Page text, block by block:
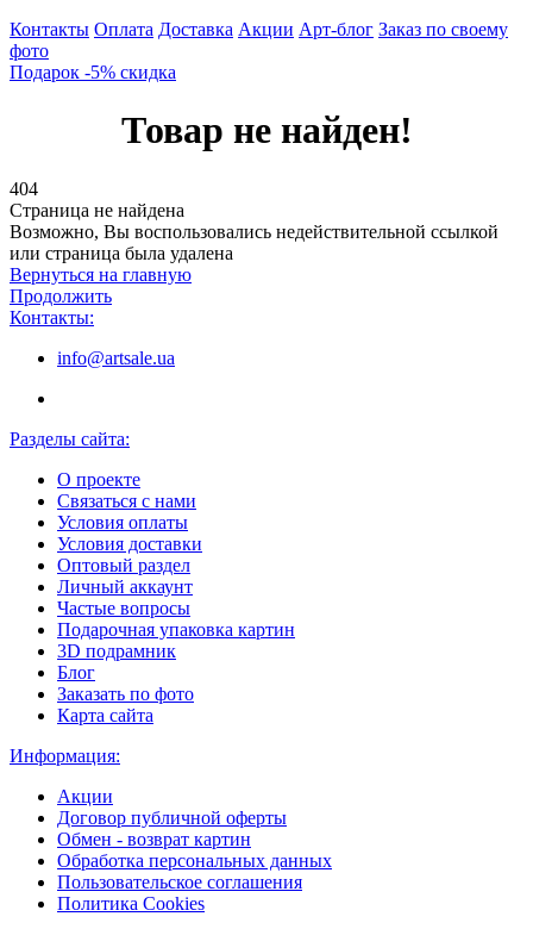
Контакты Оплата Доставка Акции Арт-блог Заказ по своему
фото
Подарок -5% скидка
Товар не найден!
404
Страница не найдена
Возможно, Вы воспользовались недействительной ссылкой
или страница была удалена
Вернуться на главную
Продолжить
Контакты:
info@artsale.ua
Разделы сайта:
О проекте
Связаться с нами
Условия оплаты
Условия доставки
Оптовый раздел
Личный аккаунт
Частые вопросы
Подарочная упаковка картин
3D подрамник
Блог
Заказать по фото
Карта сайта
Информация:
Акции
Договор публичной оферты
Обмен - возврат картин
Обработка персональных данных
Пользовательское соглашения
Политика Cookies